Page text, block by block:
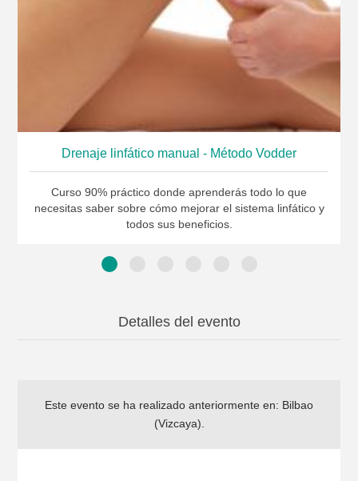
Drenaje linfático manual - Método Vodder
Curso 90% práctico donde aprenderás todo lo que
necesitas saber sobre cómo mejorar el sistema linfático y
todos sus beneficios.
Detalles del evento
Este evento se ha realizado anteriormente en: Bilbao
(Vizcaya)